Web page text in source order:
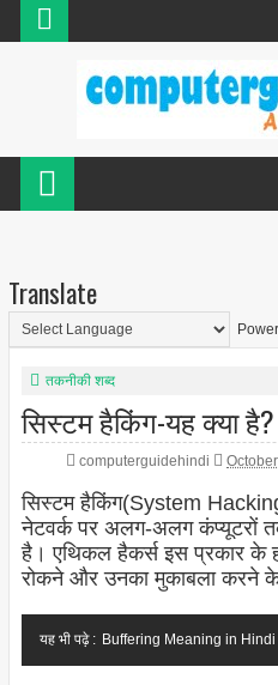
Translate
तकनीकी शब्द
सिस्टम हैकिंग-यह क्या है?
computerguidehindi
सिस्टम हैकिंग(System
नेटवर्क पर अलग-अलग कंप्यूटरों
है। एथिकल हैकर्स इस प्रकार के
रोकने और उनका मुकाबला करने
यह भी पढ़े : Buffering Meaning in Hindi